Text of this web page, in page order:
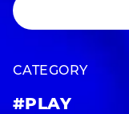
CATEGORY
#PLAY